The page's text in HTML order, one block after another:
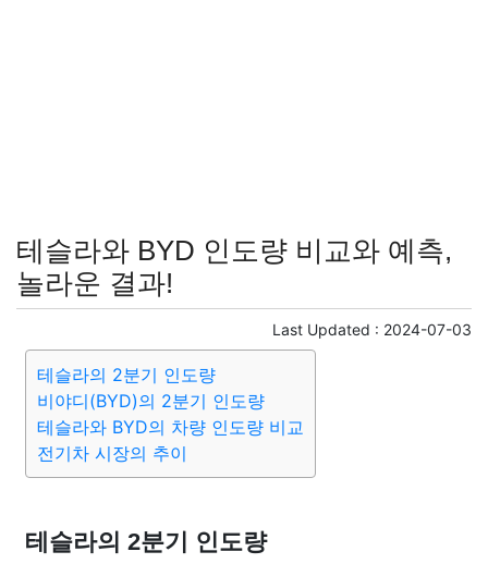
테슬라와 BYD 인도량 비교와 예측,
놀라운 결과!
Last Updated : 2024-07-03
테슬라의 2분기 인도량
비야디(BYD)의 2분기 인도량
테슬라와 BYD의 차량 인도량 비교
전기차 시장의 추이
테슬라의 2분기 인도량